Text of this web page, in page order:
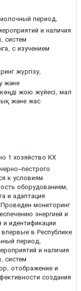
период,
и наличия
систем
с изучением
жүргізу,
және
жою жүйесі, мал
және жас
1 хозяйство КХ
к условиям
оборудованием,
и адаптация
мониторинг
энергией и
идентификации
в Республике
период,
и наличия
систем
отображение и
создания